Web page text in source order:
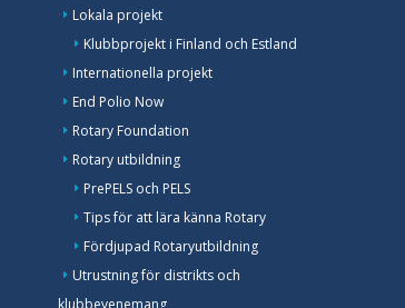
Lokala projekt
Klubbprojekt i Finland och Estland
Internationella projekt
End Polio Now
Rotary Foundation
Rotary utbildning
PrePELS och PELS
Tips för att lära känna Rotary
Fördjupad Rotaryutbildning
Utrustning för distrikts och
klubbevenemang